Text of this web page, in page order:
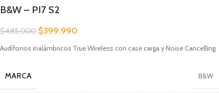
B&W – PI7 S2
$485.000 $399.990
Audífonos inalámbricos True Wireless con case carga y Noise Cancelling.
MARCA B&W